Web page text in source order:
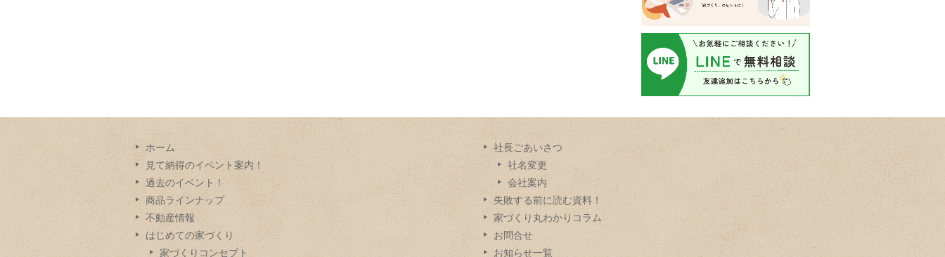
ホーム
見て納得のイベント案内！
過去のイベント！
商品ラインナップ
不動産情報
はじめての家づくり
家づくりコンセプト
社長ごあいさつ
社名変更
会社案内
失敗する前に読む資料！
家づくり丸わかりコラム
お問合せ
お知らせ一覧